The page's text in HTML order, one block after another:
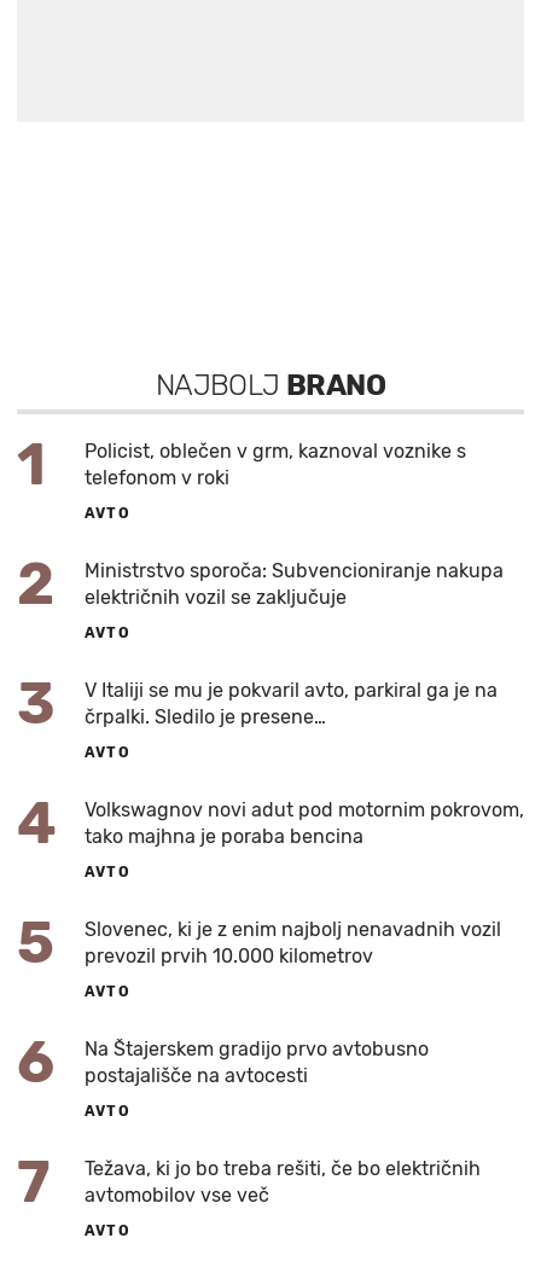
NAJBOLJ BRANO
1
Policist, oblečen v grm, kaznoval voznike s
telefonom v roki
AVTO
2
Ministrstvo sporoča: Subvencioniranje nakupa
električnih vozil se zaključuje
AVTO
3
V Italiji se mu je pokvaril avto, parkiral ga je na
črpalki. Sledilo je presene…
AVTO
4
Volkswagnov novi adut pod motornim pokrovom,
tako majhna je poraba bencina
AVTO
5
Slovenec, ki je z enim najbolj nenavadnih vozil
prevozil prvih 10.000 kilometrov
AVTO
6
Na Štajerskem gradijo prvo avtobusno
postajališče na avtocesti
AVTO
7
Težava, ki jo bo treba rešiti, če bo električnih
avtomobilov vse več
AVTO